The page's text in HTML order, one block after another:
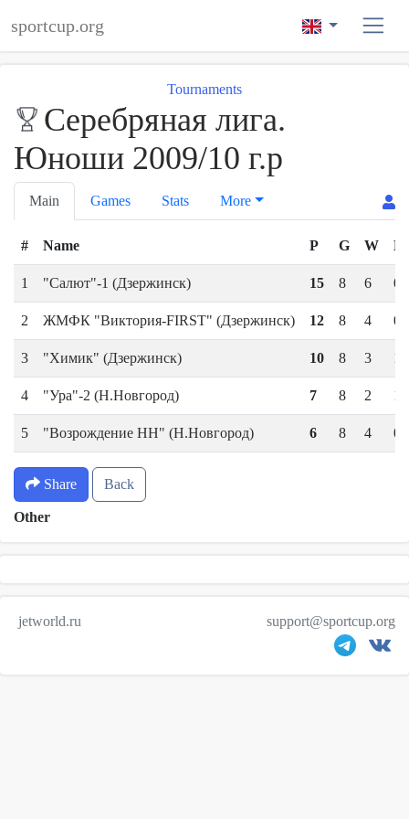
sportcup.org
Tournaments
Серебряная лига.
Юноши 2009/10 г.р
Main Games Stats More
# Name P G W D
1 "Салют"-1 (Дзержинск) 15 8 6 0
2 ЖМФК "Виктория-FIRST" (Дзержинск) 12 8 4 0
3 "Химик" (Дзержинск) 10 8 3 1
4 "Ура"-2 (Н.Новгород) 7 8 2 1
5 "Возрождение НН" (Н.Новгород) 6 8 4 0
Share Back
Other
jetworld.ru support@sportcup.org